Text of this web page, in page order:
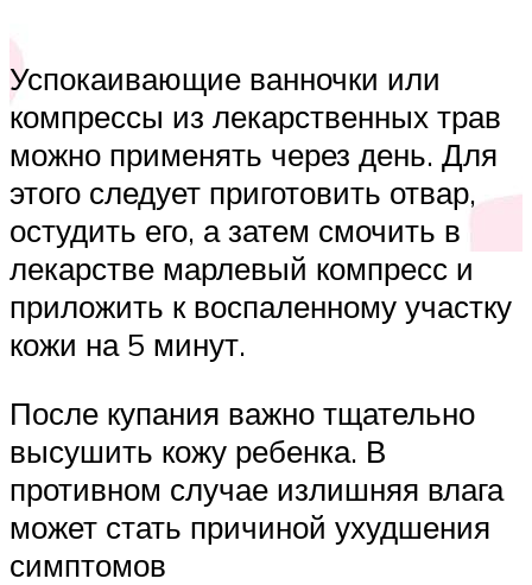
Успокаивающие ванночки или
компрессы из лекарственных трав
можно применять через день. Для
этого следует приготовить отвар,
остудить его, а затем смочить в
лекарстве марлевый компресс и
приложить к воспаленному участку
кожи на 5 минут.
После купания важно тщательно
высушить кожу ребенка. В
противном случае излишняя влага
может стать причиной ухудшения
симптомов